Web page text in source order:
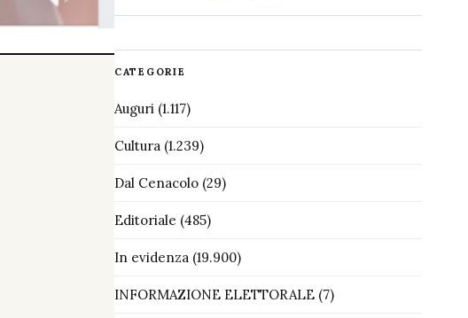
CATEGORIE
Auguri(1.117)
Cultura(1.239)
Dal Cenacolo(29)
Editoriale (485)
In evidenza(19.900)
INFORMAZIONE ELETTORALE(7)